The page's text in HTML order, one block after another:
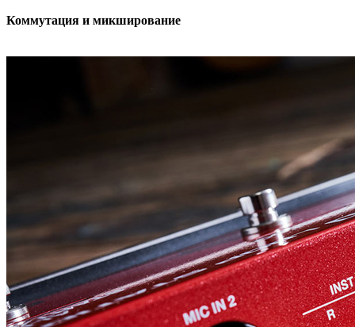
Коммутация и микширование